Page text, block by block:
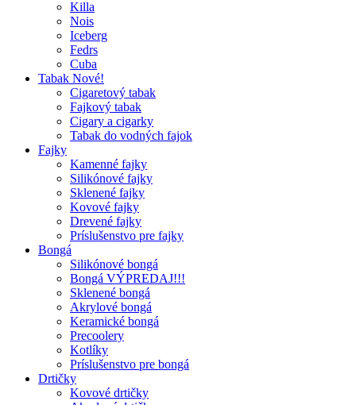
Killa
Nois
Iceberg
Fedrs
Cuba
Tabak Nové!
Cigaretový tabak
Fajkový tabak
Cigary a cigarky
Tabak do vodných fajok
Fajky
Kamenné fajky
Silikónové fajky
Sklenené fajky
Kovové fajky
Drevené fajky
Príslušenstvo pre fajky
Bongá
Silikónové bongá
Bongá VÝPREDAJ!!!
Sklenené bongá
Akrylové bongá
Keramické bongá
Precoolery
Kotlíky
Príslušenstvo pre bongá
Drtičky
Kovové drtičky